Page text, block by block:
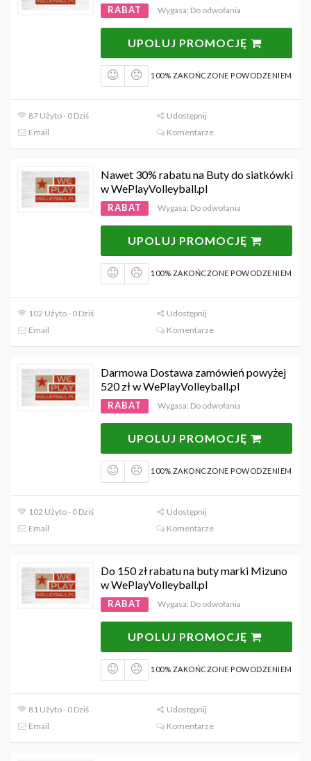
RABAT Wygasa: Do odwołania
UPOLUJ PROMOCJĘ
100% ZAKOŃCZONE POWODZENIEM
87 Użyto - 0 Dziś
Udostępnij
Email
Komentarze
Nawet 30% rabatu na Buty do siatkówki
w WePlayVolleyball.pl
RABAT Wygasa: Do odwołania
UPOLUJ PROMOCJĘ
100% ZAKOŃCZONE POWODZENIEM
102 Użyto - 0 Dziś
Udostępnij
Email
Komentarze
Darmowa Dostawa zamówień powyżej
520 zł w WePlayVolleyball.pl
RABAT Wygasa: Do odwołania
UPOLUJ PROMOCJĘ
100% ZAKOŃCZONE POWODZENIEM
102 Użyto - 0 Dziś
Udostępnij
Email
Komentarze
Do 150 zł rabatu na buty marki Mizuno
w WePlayVolleyball.pl
RABAT Wygasa: Do odwołania
UPOLUJ PROMOCJĘ
100% ZAKOŃCZONE POWODZENIEM
81 Użyto - 0 Dziś
Udostępnij
Email
Komentarze